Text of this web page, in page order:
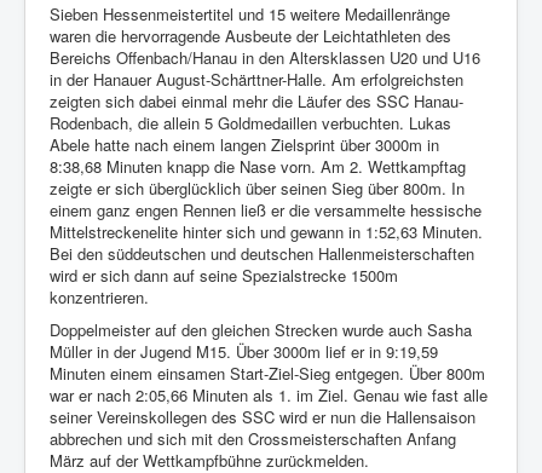
Sieben Hessenmeistertitel und 15 weitere Medaillenränge
waren die hervorragende Ausbeute der Leichtathleten des
Bereichs Offenbach/Hanau in den Altersklassen U20 und U16
in der Hanauer August-Schärttner-Halle. Am erfolgreichsten
zeigten sich dabei einmal mehr die Läufer des SSC Hanau-
Rodenbach, die allein 5 Goldmedaillen verbuchten. Lukas
Abele hatte nach einem langen Zielsprint über 3000m in
8:38,68 Minuten knapp die Nase vorn. Am 2. Wettkampftag
zeigte er sich überglücklich über seinen Sieg über 800m. In
einem ganz engen Rennen ließ er die versammelte hessische
Mittelstreckenelite hinter sich und gewann in 1:52,63 Minuten.
Bei den süddeutschen und deutschen Hallenmeisterschaften
wird er sich dann auf seine Spezialstrecke 1500m
konzentrieren.
Doppelmeister auf den gleichen Strecken wurde auch Sasha
Müller in der Jugend M15. Über 3000m lief er in 9:19,59
Minuten einem einsamen Start-Ziel-Sieg entgegen. Über 800m
war er nach 2:05,66 Minuten als 1. im Ziel. Genau wie fast alle
seiner Vereinskollegen des SSC wird er nun die Hallensaison
abbrechen und sich mit den Crossmeisterschaften Anfang
März auf der Wettkampfbühne zurückmelden.